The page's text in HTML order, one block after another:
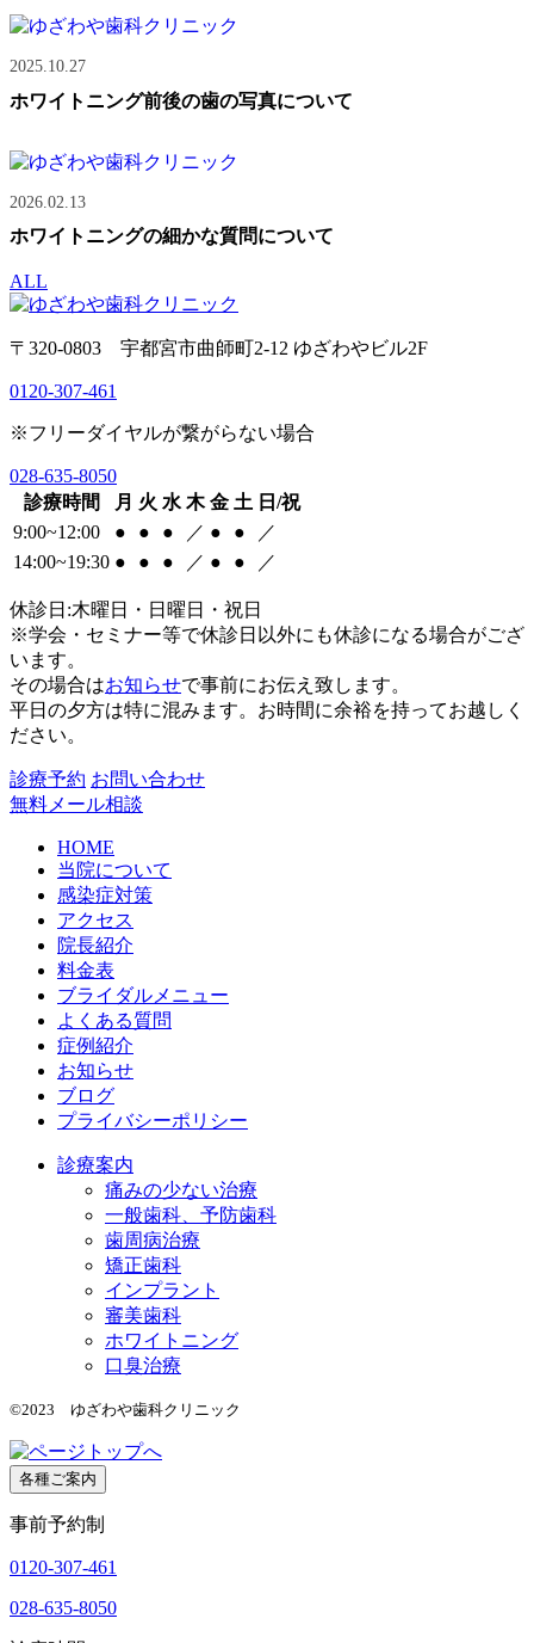
2025.10.27
ホワイトニング前後の歯の写真について
2026.02.13
ホワイトニングの細かな質問について
ALL
〒320-0803 宇都宮市曲師町2-12 ゆざわやビル2F
0120-307-461
※フリーダイヤルが繋がらない場合
028-635-8050
診療時間
月 火 水 木 金 土 日/祝
9:00~12:00
● ● ● ／ ● ●
／
14:00~19:30 ● ● ● ／ ● ● ／
休診日:木曜日・日曜日・祝日
※学会・セミナー等で休診日以外にも休診になる場合がござ
います。
その場合はお知らせで事前にお伝え致します。
平日の夕方は特に混みます。お時間に余裕を持ってお越しく
ださい。
診療予約 お問い合わせ
無料メール相談
HOME
当院について
感染症対策
アクセス
院長紹介
料金表
ブライダルメニュー
よくある質問
症例紹介
お知らせ
ブログ
プライバシーポリシー
診療案内
痛みの少ない治療
一般歯科、予防歯科
歯周病治療
矯正歯科
インプラント
審美歯科
ホワイトニング
口臭治療
©2023 ゆざわや歯科クリニック
各種ご案内
事前予約制
0120-307-461
028-635-8050